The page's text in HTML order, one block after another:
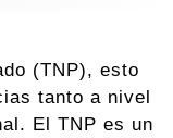
(TNP), esto
tanto a nivel
El TNP es un